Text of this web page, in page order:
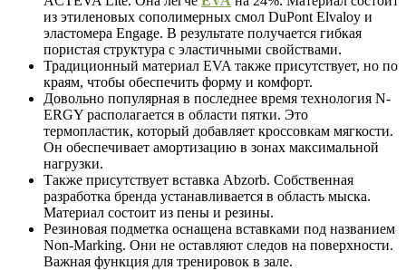
из этиленовых сополимерных смол DuPont Elvaloy и
эластомера Engage. В результате получается гибкая
пористая структура с эластичными свойствами.
Традиционный материал EVA также присутствует, но по
краям, чтобы обеспечить форму и комфорт.
Довольно популярная в последнее время технология N-
ERGY располагается в области пятки. Это
термопластик, который добавляет кроссовкам мягкости.
Он обеспечивает амортизацию в зонах максимальной
нагрузки.
Также присутствует вставка Abzorb. Собственная
разработка бренда устанавливается в область мыска.
Материал состоит из пены и резины.
Резиновая подметка оснащена вставками под названием
Non-Marking. Они не оставляют следов на поверхности.
Важная функция для тренировок в зале.